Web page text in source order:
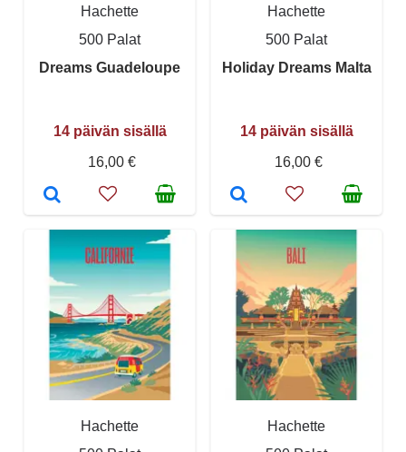
Hachette
500 Palat
Dreams Guadeloupe
14 päivän sisällä
16,00 €
Hachette
500 Palat
Holiday Dreams Malta
14 päivän sisällä
16,00 €
Hachette
Hachette